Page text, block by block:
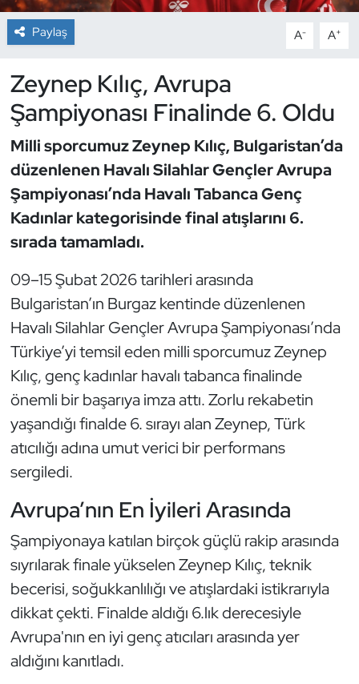
Paylaş A- A+
Zeynep Kılıç, Avrupa
Şampiyonası Finalinde 6. Oldu
Milli sporcumuz Zeynep Kılıç, Bulgaristan’da
düzenlenen Havalı Silahlar Gençler Avrupa
Şampiyonası’nda Havalı Tabanca Genç
Kadınlar kategorisinde final atışlarını 6.
sırada tamamladı.
09–15 Şubat 2026 tarihleri arasında
Bulgaristan’ın Burgaz kentinde düzenlenen
Havalı Silahlar Gençler Avrupa Şampiyonası’nda
Türkiye’yi temsil eden milli sporcumuz Zeynep
Kılıç, genç kadınlar havalı tabanca finalinde
önemli bir başarıya imza attı. Zorlu rekabetin
yaşandığı finalde 6. sırayı alan Zeynep, Türk
atıcılığı adına umut verici bir performans
sergiledi.
Avrupa’nın En İyileri Arasında
Şampiyonaya katılan birçok güçlü rakip arasında
sıyrılarak finale yükselen Zeynep Kılıç, teknik
becerisi, soğukkanlılığı ve atışlardaki istikrarıyla
dikkat çekti. Finalde aldığı 6.lık derecesiyle
Avrupa'nın en iyi genç atıcıları arasında yer
aldığını kanıtladı.
Dans Sporları
Dövüş Sanatı
E-Spor
Eskrim
Futbol
Futsal
Genel
Golf
Güreş
Halter
Hava Sporları
İşitme Engelli Sporcular
Judo ve Kuraş
Kano ve Rafting
Karate